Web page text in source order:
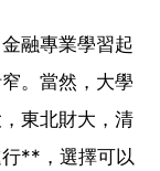
融專業學習起
。當然，大學
東北財大，清
**，選擇可以